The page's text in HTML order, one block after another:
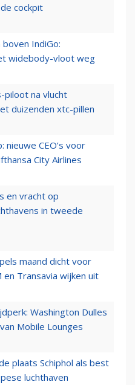
cockpit
IndiGo:
widebody-vloot weg
piloot na vlucht
duizenden xtc-pillen
nieuwe CEO’s voor
City Airlines
en vracht op
in tweede
maand dicht voor
en Transavia wijken uit
Washington Dulles
Mobile Lounges
plaats Schiphol als best
luchthaven